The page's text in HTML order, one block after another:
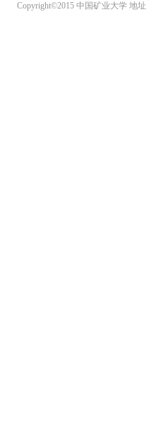
Copyright©2015 中国矿业大学 地址